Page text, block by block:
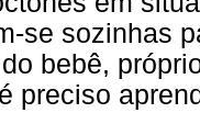
se sozinhas
bebê,
preciso